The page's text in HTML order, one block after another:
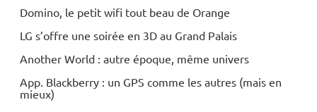
Domino, le petit wifi tout beau de Orange
LG s’offre une soirée en 3D au Grand Palais
Another World : autre époque, même univers
App. Blackberry : un GPS comme les autres (mais en
mieux)